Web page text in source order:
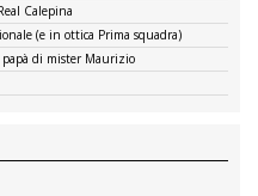
Calepina
(e in ottica Prima squadra)
di mister Maurizio